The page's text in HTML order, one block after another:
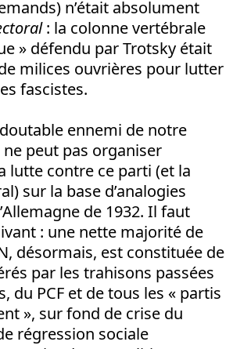
n’était absolument
: la colonne vertébrale
» défendu par Trotsky était
milices ouvrières pour lutter
fascistes.
ennemi de notre
ne peut pas organiser
lutte contre ce parti (et la
sur la base d’analogies
de 1932. Il faut
: une nette majorité de
désormais, est constituée de
par les trahisons passées
du PCF et de tous les « partis
», sur fond de crise du
régression sociale